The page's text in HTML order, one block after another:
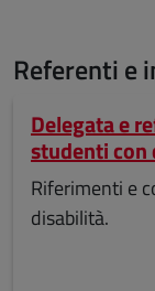
Referenti e
Delegata e
studenti
Riferimenti e
disabilità.